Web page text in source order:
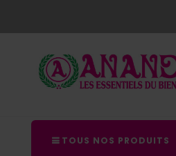
TOUS NOS PRODUITS